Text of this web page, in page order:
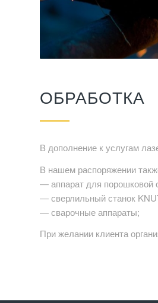
ОБРАБОТКА
В дополнение к услугам
В нашем распоряжении
— аппарат для порошковой
— сверлильный станок
— сварочные аппараты;
При желании клиента